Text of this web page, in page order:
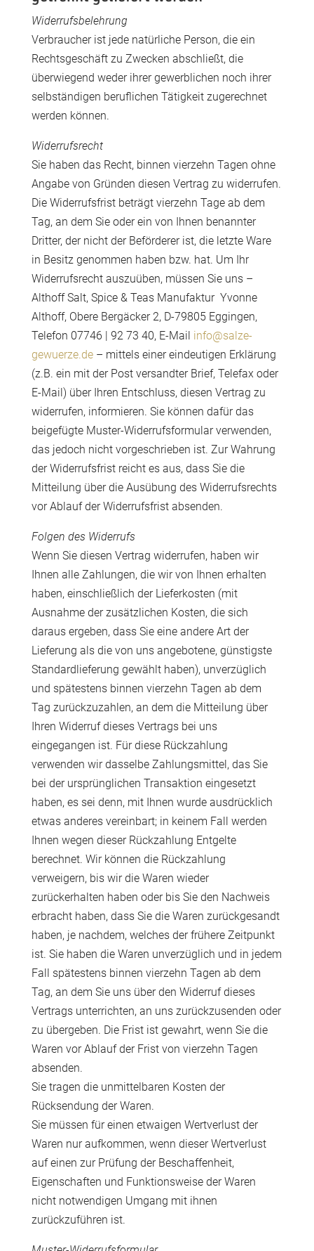
Widerrufsbelehrung
Verbraucher ist jede natürliche Person, die ein
Rechtsgeschäft zu Zwecken abschließt, die
überwiegend weder ihrer gewerblichen noch ihrer
selbständigen beruflichen Tätigkeit zugerechnet
werden können.
Widerrufsrecht
Sie haben das Recht, binnen vierzehn Tagen ohne
Angabe von Gründen diesen Vertrag zu widerrufen.
Die Widerrufsfrist beträgt vierzehn Tage ab dem
Tag, an dem Sie oder ein von Ihnen benannter
Dritter, der nicht der Beförderer ist, die letzte Ware
in Besitz genommen haben bzw. hat. Um Ihr
Widerrufsrecht auszuüben, müssen Sie uns –
Althoff Salt, Spice & Teas Manufaktur Yvonne
Althoff, Obere Bergäcker 2, D-79805 Eggingen,
Telefon 07746 | 92 73 40, E-Mail info@salze-
gewuerze.de– mittels einer eindeutigen Erklärung
(z.B. ein mit der Post versandter Brief, Telefax oder
E-Mail) über Ihren Entschluss, diesen Vertrag zu
widerrufen, informieren. Sie können dafür das
beigefügte Muster-Widerrufsformular verwenden,
das jedoch nicht vorgeschrieben ist. Zur Wahrung
der Widerrufsfrist reicht es aus, dass Sie die
Mitteilung über die Ausübung des Widerrufsrechts
vor Ablauf der Widerrufsfrist absenden.
Folgen des Widerrufs
Wenn Sie diesen Vertrag widerrufen, haben wir
Ihnen alle Zahlungen, die wir von Ihnen erhalten
haben, einschließlich der Lieferkosten (mit
Ausnahme der zusätzlichen Kosten, die sich
daraus ergeben, dass Sie eine andere Art der
Lieferung als die von uns angebotene, günstigste
Standardlieferung gewählt haben), unverzüglich
und spätestens binnen vierzehn Tagen ab dem
Tag zurückzuzahlen, an dem die Mitteilung über
Ihren Widerruf dieses Vertrags bei uns
eingegangen ist. Für diese Rückzahlung
verwenden wir dasselbe Zahlungsmittel, das Sie
bei der ursprünglichen Transaktion eingesetzt
haben, es sei denn, mit Ihnen wurde ausdrücklich
etwas anderes vereinbart; in keinem Fall werden
Ihnen wegen dieser Rückzahlung Entgelte
berechnet. Wir können die Rückzahlung
verweigern, bis wir die Waren wieder
zurückerhalten haben oder bis Sie den Nachweis
erbracht haben, dass Sie die Waren zurückgesandt
haben, je nachdem, welches der frühere Zeitpunkt
ist. Sie haben die Waren unverzüglich und in jedem
Fall spätestens binnen vierzehn Tagen ab dem
Tag, an dem Sie uns über den Widerruf dieses
Vertrags unterrichten, an uns zurückzusenden oder
zu übergeben. Die Frist ist gewahrt, wenn Sie die
Waren vor Ablauf der Frist von vierzehn Tagen
absenden.
Sie tragen die unmittelbaren Kosten der
Rücksendung der Waren.
Sie müssen für einen etwaigen Wertverlust der
Waren nur aufkommen, wenn dieser Wertverlust
auf einen zur Prüfung der Beschaffenheit,
Eigenschaften und Funktionsweise der Waren
nicht notwendigen Umgang mit ihnen
zurückzuführen ist.